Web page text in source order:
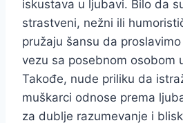
iskustava u ljubavi. Bilo da
strastveni, nežni ili
pružaju šansu da
vezu sa posebnom osobom
Takođe, nude priliku da
muškarci odnose prema
za dublje razumevanje i